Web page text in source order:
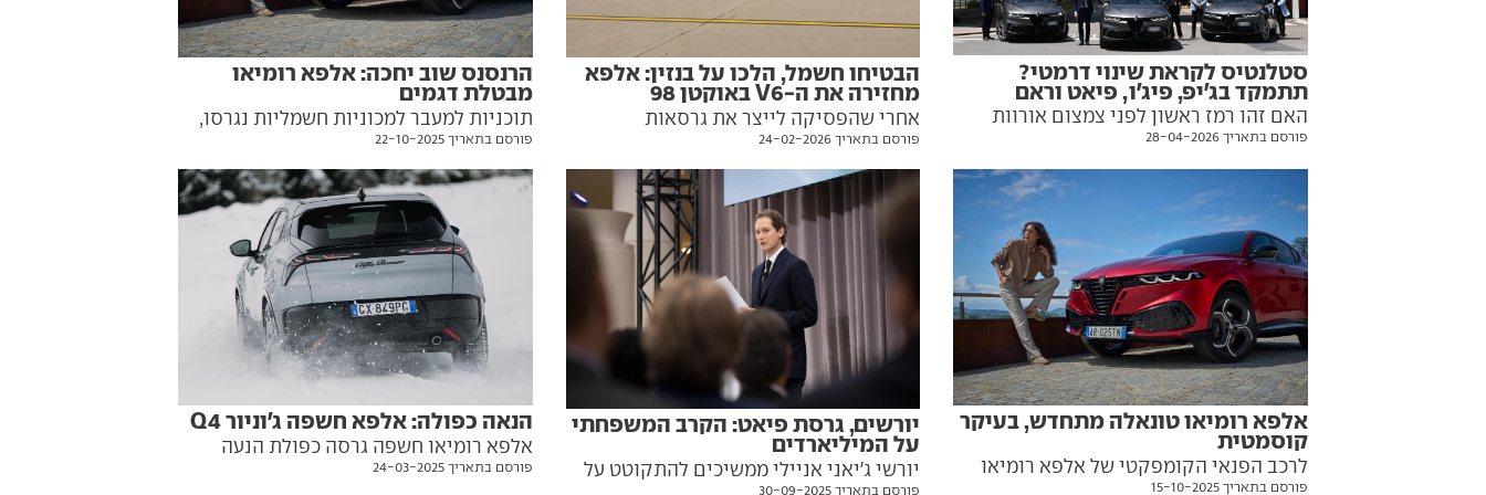
סטלנטיס לקראת שינוי דרמטי?
תתמקד בג'יפ, פיג'ו, פיאט וראם
האם זהו רמז ראשון לפני צמצום אורוות
המותגים העצומה של הקונצרן
האירופי-אמריקאי? סטלנטיס מבהירה כי
מעתה תמקד השקעה בארבעה מותגים
בלבד. המשמעות עבור אלפא רומיאו,
סיטרואן, אופל, מזראטי, DS ואחרים - מאבק
השרדות על שאריות
פורסם בתאריך 28-04-2026
הבטיחו חשמל, הלכו על בנזין: אלפא
מחזירה את ה-V6 באוקטן 98
אחרי שהפסיקה לייצר את גרסאות
הביצועים של הג'וליה והסטלביו העתיקות,
אלפא רומיאו פותחת עבורן מחדש את פנקס
ההזמנות - ודוחה שוב את תוכניות החשמול
פורסם בתאריך 24-02-2026
הרנסנס שוב יחכה: אלפא רומיאו
מבטלת דגמים
תוכניות למעבר למכוניות חשמליות נגרסו,
ואלפא רומיאו תיאלץ להמשיך ולשווק שתי
מכוניות שחוגגות כבר קרוב לעשור. אז מה
יגיע במקום, ובעיקר – מתי? כל הפרטים
פורסם בתאריך 22-10-2025
אלפא רומיאו טונאלה מתחדש, בעיקר
קוסמטית
לרכב הפנאי הקומפקטי של אלפא רומיאו
פורסם בתאריך 15-10-2025
יורשים, גרסת פיאט: הקרב המשפחתי
על המיליארדים
יורשי ג'יאני אניילי ממשיכים להתקוטט על
פורסם בתאריך 30-09-2025
הנאה כפולה: אלפא חשפה ג'וניור Q4
אלפא רומיאו חשפה גרסה כפולת הנעה
לג'וניור, רכב הפנאי הקטן בהיצע שלה. הנה
פורסם בתאריך 24-03-2025